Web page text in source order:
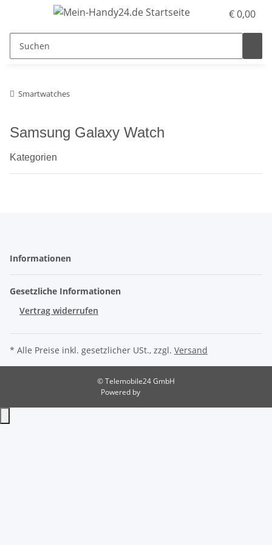
€ 0,00
Smartwatches
Samsung Galaxy Watch
Kategorien
Informationen
Gesetzliche Informationen
Vertrag widerrufen
* Alle Preise inkl. gesetzlicher USt., zzgl. Versand
© Telemobile24 GmbH
Powered by